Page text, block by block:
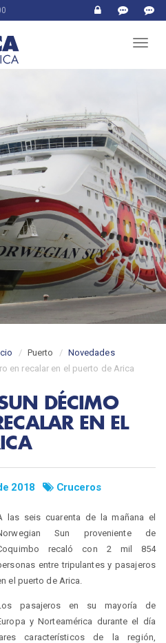
Puerto
Novedades
en recalar en el puerto de Arica
DÉCIMO
EN EL
2018 Cruceros
las seis cuarenta de la mañana el
Sun proveniente de
recaló con 2 mil 854
entre tripulantes y pasajeros
el puerto de Arica.
pasajeros en su mayoría de
y Norteamérica durante el día
característicos de la región,